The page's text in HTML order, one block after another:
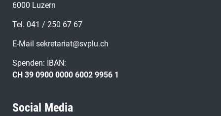
6000 Luzern
Tel. 041 / 250 67 67
E-Mail sekretariat@svplu.ch
Spenden: IBAN:
CH 39 0900 0000 6002 9956 1
Social Media